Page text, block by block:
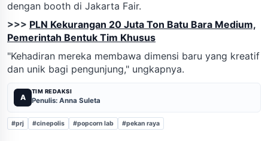
dengan booth di Jakarta Fair.
>>> PLN Kekurangan 20 Juta Ton Batu Bara Medium,
Pemerintah Bentuk Tim Khusus
"Kehadiran mereka membawa dimensi baru yang kreatif
dan unik bagi pengunjung," ungkapnya.
A
TIM REDAKSI
Penulis: Anna Suleta
#prj #cinepolis #popcorn lab #pekan raya